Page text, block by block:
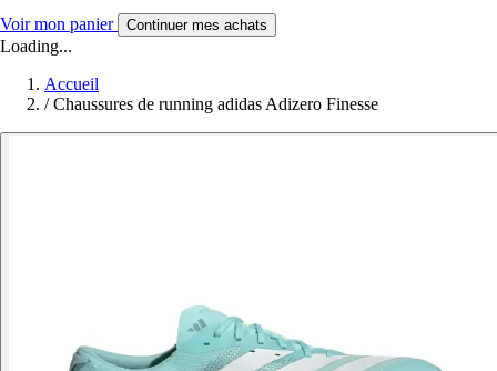
Voir mon panier Continuer mes achats
Loading...
Accueil
/ Chaussures de running adidas Adizero Finesse